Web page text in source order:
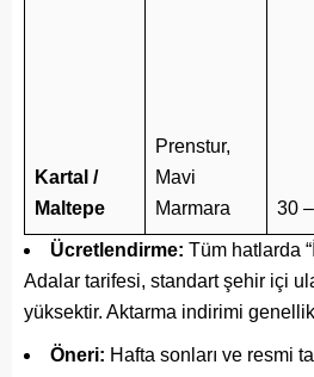
Kartal /
Maltepe
Prenstur,
Mavi
Marmara
30
Ücretlendirme: Tüm hatlarda
Adalar tarifesi, standart şehir içi
yüksektir. Aktarma indirimi
Öneri: Hafta sonları ve resmi